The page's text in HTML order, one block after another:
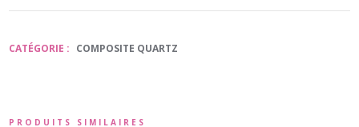
CATÉGORIE : COMPOSITE QUARTZ
PRODUITS SIMILAIRES